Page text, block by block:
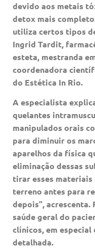
devido aos metais
detox mais
utiliza certos tipos
Ingrid Tardit,
esteta, mestranda
coordenadora
do Estética In Rio.
A especialista
quelantes
manipulados orais
para diminuir os
aparelhos da física
eliminação dessas
tirar esses
terreno antes para
depois”,
saúde geral do
clínicos, em especial
detalhada.